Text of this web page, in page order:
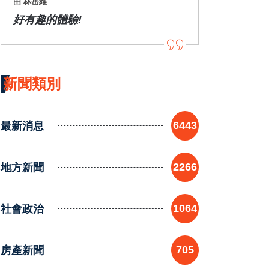
好有趣的體驗!
新聞類別
最新消息 6443
地方新聞 2266
社會政治 1064
房產新聞 705